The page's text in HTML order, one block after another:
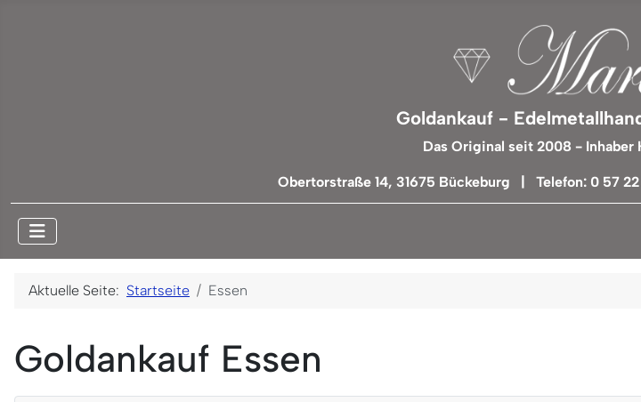
Goldankauf -
Das Original seit 2008 - Inhaber
Obertorstraße 14, 31675 Bückeburg | Telefon: 0 57
Aktuelle Seite: Startseite Essen
Goldankauf Essen